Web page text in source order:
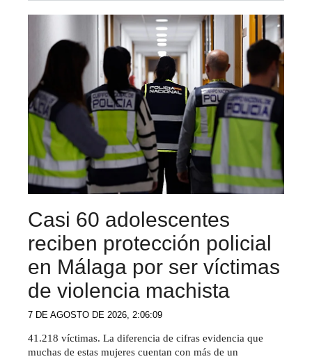
Casi 60 adolescentes
reciben protección policial
en Málaga por ser víctimas
de violencia machista
7 DE AGOSTO DE 2026, 2:06:09
41.218 víctimas. La diferencia de cifras evidencia que
muchas de estas mujeres cuentan con más de un